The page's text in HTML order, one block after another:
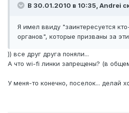
В 30.01.2010 в 10:35, Andrei
Я имел ввиду "заинтересуется
органов", которые призваны за
)) все друг друга поняли...
А что wi-fi линки запрещены? (в
У меня-то конечно, поселок... делай